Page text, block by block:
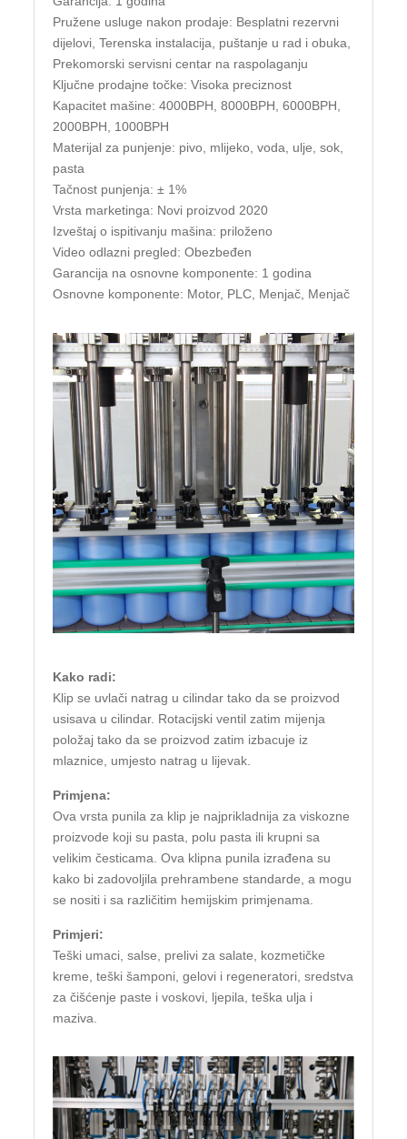
Pružene usluge nakon prodaje: Besplatni rezervni
dijelovi, Terenska instalacija, puštanje u rad i obuka,
Prekomorski servisni centar na raspolaganju
Ključne prodajne točke: Visoka preciznost
Kapacitet mašine: 4000BPH, 8000BPH, 6000BPH,
2000BPH, 1000BPH
Materijal za punjenje: pivo, mlijeko, voda, ulje, sok,
pasta
Tačnost punjenja: ± 1%
Vrsta marketinga: Novi proizvod 2020
Izveštaj o ispitivanju mašina: priloženo
Video odlazni pregled: Obezbeđen
Garancija na osnovne komponente: 1 godina
Osnovne komponente: Motor, PLC, Menjač, Menjač
Kako radi:
Klip se uvlači natrag u cilindar tako da se proizvod
usisava u cilindar. Rotacijski ventil zatim mijenja
položaj tako da se proizvod zatim izbacuje iz
mlaznice, umjesto natrag u lijevak.
Primjena:
Ova vrsta punila za klip je najprikladnija za viskozne
proizvode koji su pasta, polu pasta ili krupni sa
velikim česticama. Ova klipna punila izrađena su
kako bi zadovoljila prehrambene standarde, a mogu
se nositi i sa različitim hemijskim primjenama.
Primjeri:
Teški umaci, salse, prelivi za salate, kozmetičke
kreme, teški šamponi, gelovi i regeneratori, sredstva
za čišćenje paste i voskovi, ljepila, teška ulja i
maziva.